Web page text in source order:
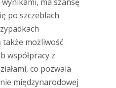
po szczeblach
możliwość
współpracy z
co pozwala
międzynarodowej